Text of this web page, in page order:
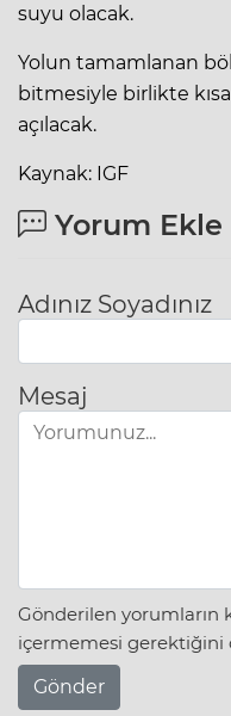
suyu olacak.
Yolun tamamlanan
bitmesiyle birlikte
açılacak.
Kaynak: IGF
Yorum Ekle
Adınız Soyadınız
Mesaj
Gönderilen yorumların
içermemesi gerektiğini
Gönder